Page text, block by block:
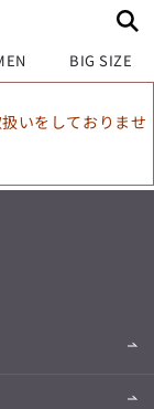
BIG SIZE
いをしておりませ